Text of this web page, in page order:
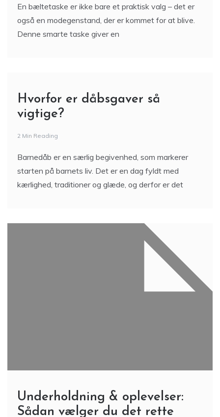
En bæltetaske er ikke bare et praktisk valg – det er
også en modegenstand, der er kommet for at blive.
Denne smarte taske giver en
Hvorfor er dåbsgaver så
vigtige?
2 Min Reading
Barnedåb er en særlig begivenhed, som markerer
starten på barnets liv. Det er en dag fyldt med
kærlighed, traditioner og glæde, og derfor er det
Underholdning & oplevelser:
Sådan vælger du det rette